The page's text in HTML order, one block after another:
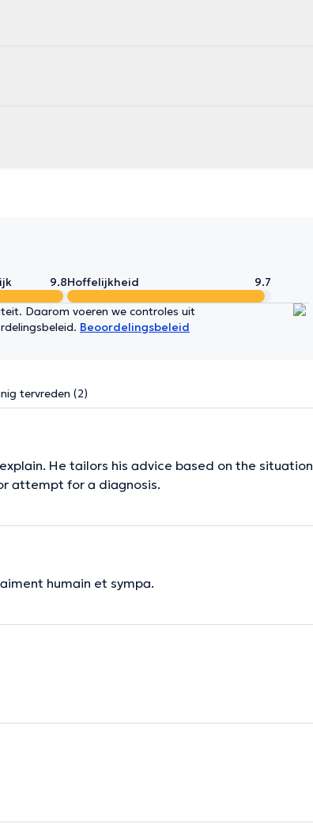
9.8Hoffelijkheid 9.7
Daarom voeren we controles uit
Beoordelingsbeleid
tervreden (2)
He tailors his advice based on the situation
attempt for a diagnosis.
humain et sympa.